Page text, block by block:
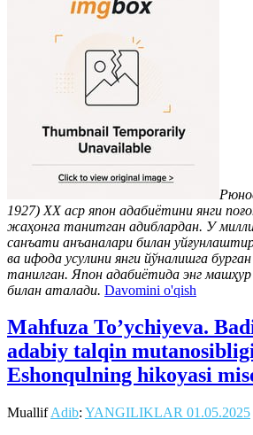
1927) ХХ аср япон адабиётини янги
жаҳонга танитган адиблардан. У
санъати анъаналари билан
ва ифода усулини янги йўналишга
танилган. Япон адабиётида энг
билан аталади. Davomini o'qish
Mahfuza To’ychiyeva.
adabiy talqin
Eshonqulning hikoyasi
MuallifAdib: YANGILIKLAR 01.05.2025